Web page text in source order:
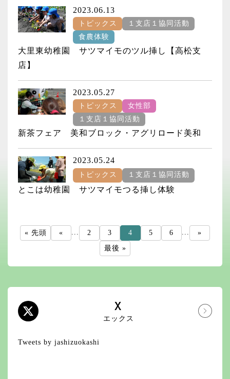
2023.06.13
トピックス
１支店１協同活動
食農体験
大里東幼稚園 サツマイモのツル挿し【高松支
店】
2023.05.27
トピックス
女性部
１支店１協同活動
新茶フェア 美和ブロック・アグリロード美和
2023.05.24
トピックス １支店１協同活動
とこは幼稚園 サツマイモつる挿し体験
« 先頭 « 2 3 4 5 6
»
最後 »
X
エックス
Tweets by jashizuokashi